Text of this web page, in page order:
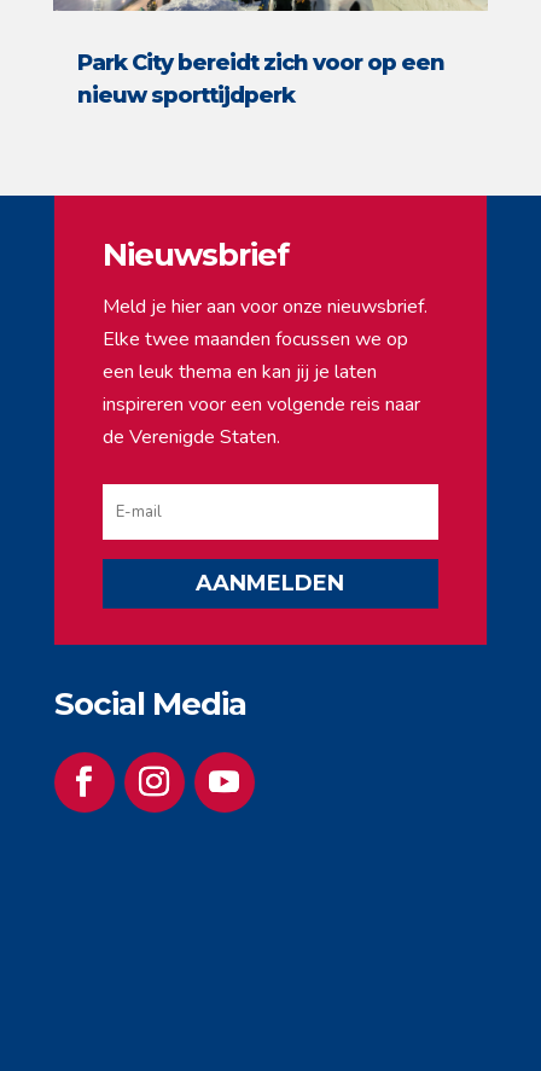
Park City bereidt zich voor op een
nieuw sporttijdperk
Nieuwsbrief
Meld je hier aan voor onze nieuwsbrief.
Elke twee maanden focussen we op
een leuk thema en kan jij je laten
inspireren voor een volgende reis naar
de Verenigde Staten.
AANMELDEN
Social Media